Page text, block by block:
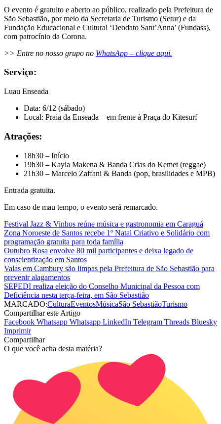
O evento é gratuito e aberto ao público, realizado pela Prefeitura de
São Sebastião, por meio da Secretaria de Turismo (Setur) e da
Fundação Educacional e Cultural ‘Deodato Sant’Anna’ (Fundass),
com patrocínio da Corona.
>> Entre no nosso grupo no WhatsApp – clique aqui.
Serviço:
Luau Enseada
Data: 6/12 (sábado)
Local: Praia da Enseada – em frente à Praça do Kitesurf
Atrações:
18h30 – Início
19h30 – Kayla Makena & Banda Crias do Kemet (reggae)
21h30 – Marcelo Zaffani & Banda (pop, brasilidades e MPB)
Entrada gratuita.
Em caso de mau tempo, o evento será remarcado.
Festival Jazz & Vinhos reúne música e gastronomia em Caraguá
Zona Noroeste de Santos recebe 1º Natal Criativo e Solidário com
programação gratuita para toda família
Outubro Rosa envolve 80 mil participantes e deixa legado de
conscientização em Santos
Valas em Cambury são limpas pela Prefeitura de São Sebastião para
prevenir alagamentos
SEPEDI realiza eleição do Conselho Municipal da Pessoa com
Deficiência nesta terça-feira, em São Sebastião
MARCADO:CulturaEventosMúsicaSão SebastiãoTurismo
Compartilhar este Artigo
Facebook Whatsapp Whatsapp LinkedIn Telegram Threads Bluesky
Imprimir
Compartilhar
O que você acha desta matéria?